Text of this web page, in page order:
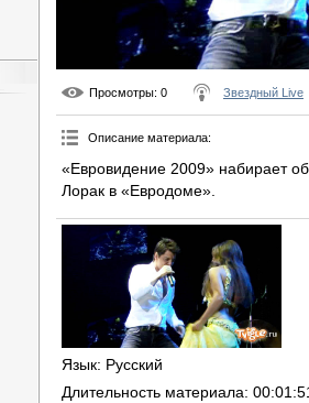
Просмотры: 0 Звездный Live
Описание материала:
«Евровидение 2009» набирает
Лорак в «Евродоме».
Язык: Русский
Длительность материала: